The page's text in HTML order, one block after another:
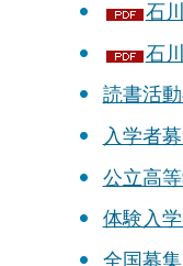
石
石
読書活
入学者
公立高
体験入
全国募集